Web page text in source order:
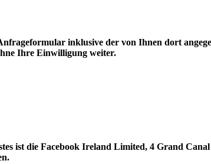
inklusive der von Ihnen dort
Ihre Einwilligung weiter.
ist die Facebook Ireland Limited, 4 Grand